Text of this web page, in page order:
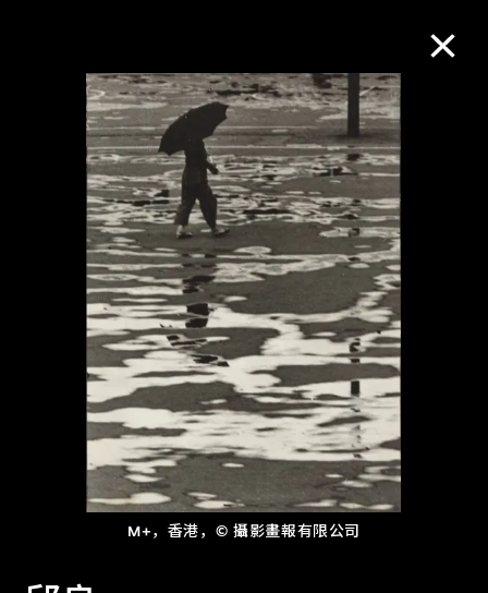
M+，香港，© 攝影畫報有限公司
M+藏品
进一步筛选
关于M+藏品
探索世界顶级的二十及二十一世纪视觉
文化藏品。